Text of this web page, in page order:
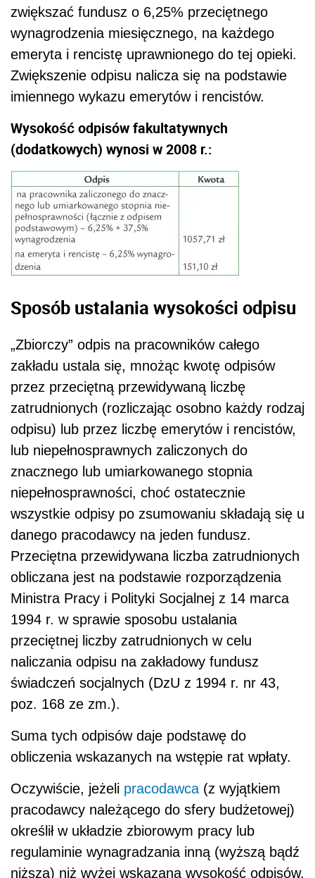
zwiększać fundusz o 6,25% przeciętnego
wynagrodzenia miesięcznego, na każdego
emeryta i rencistę uprawnionego do tej opieki.
Zwiększenie odpisu nalicza się na podstawie
imiennego wykazu emerytów i rencistów.
Wysokość odpisów fakultatywnych
(dodatkowych) wynosi w 2008 r.:
Sposób ustalania wysokości odpisu
„Zbiorczy” odpis na pracowników całego
zakładu ustala się, mnożąc kwotę odpisów
przez przeciętną przewidywaną liczbę
zatrudnionych (rozliczając osobno każdy rodzaj
odpisu) lub przez liczbę emerytów i rencistów,
lub niepełnosprawnych zaliczonych do
znacznego lub umiarkowanego stopnia
niepełnosprawności, choć ostatecznie
wszystkie odpisy po zsumowaniu składają się u
danego pracodawcy na jeden fundusz.
Przeciętna przewidywana liczba zatrudnionych
obliczana jest na podstawie rozporządzenia
Ministra Pracy i Polityki Socjalnej z 14 marca
1994 r. w sprawie sposobu ustalania
przeciętnej liczby zatrudnionych w celu
naliczania odpisu na zakładowy fundusz
świadczeń socjalnych (DzU z 1994 r. nr 43,
poz. 168 ze zm.).
Suma tych odpisów daje podstawę do
obliczenia wskazanych na wstępie rat wpłaty.
Oczywiście, jeżeli pracodawca (z wyjątkiem
pracodawcy należącego do sfery budżetowej)
określił w układzie zbiorowym pracy lub
regulaminie wynagradzania inną (wyższą bądź
niższą) niż wyżej wskazana wysokość odpisów,